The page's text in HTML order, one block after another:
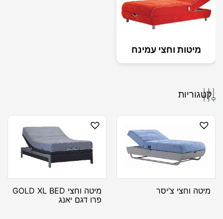
מיטות וחצי עמינח
קטגוריות
מיטה וחצי צ’יסר
מיטה וחצי GOLD XL BED
פרו דגם יאנג